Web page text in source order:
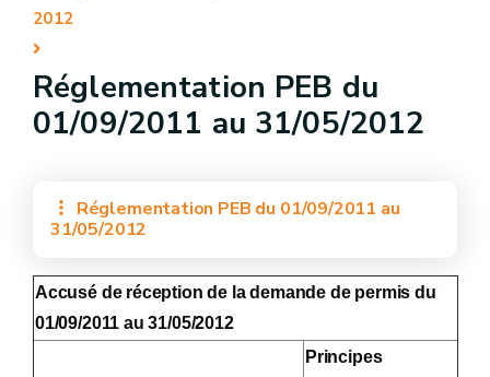
2012
Réglementation PEB du
01/09/2011 au 31/05/2012
Réglementation PEB du 01/09/2011 au
31/05/2012
Accusé de réception de la demande de permis du
01/09/2011 au 31/05/2012
Principes